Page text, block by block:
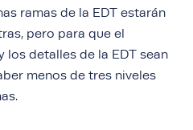
ramas de la EDT estarán
pero para que el
detalles de la EDT sean
menos de tres niveles